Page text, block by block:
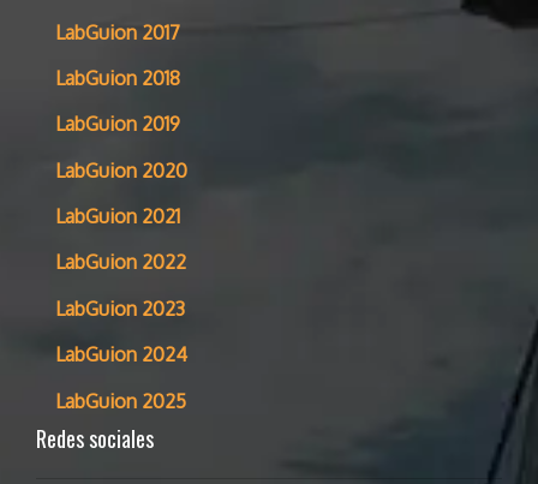
LabGuion 2017
LabGuion 2018
LabGuion 2019
LabGuion 2020
LabGuion 2021
LabGuion 2022
LabGuion 2023
LabGuion 2024
LabGuion 2025
Redes sociales